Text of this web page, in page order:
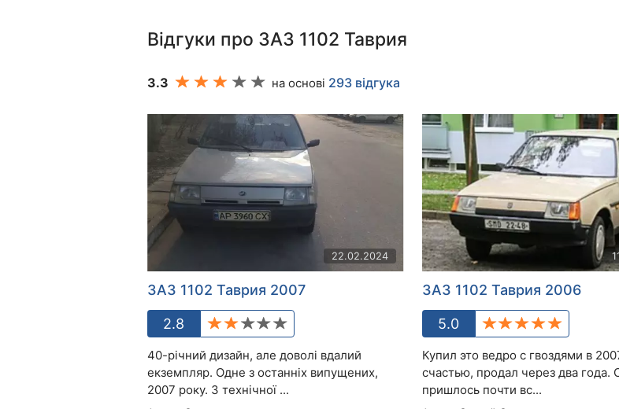
Відгуки про ЗАЗ 1102 Таврия
3.3 на основі 293 відгука
22.02.2024
ЗАЗ 1102 Таврия 2007
2.8
40-річний дизайн, але доволі вдалий
екземпляр. Одне з останніх випущених,
2007 року. З технічної ...
ЗАЗ 1102 Таврия 2006
5.0
Купил это ведро с гвоздями в
счастью, продал через два года.
пришлось почти вс...